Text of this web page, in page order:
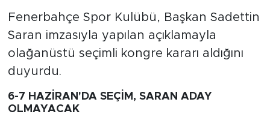
Fenerbahçe Spor Kulübü, Başkan Sadettin
Saran imzasıyla yapılan açıklamayla
olağanüstü seçimli kongre kararı aldığını
duyurdu.
6-7 HAZİRAN'DA SEÇİM, SARAN ADAY
OLMAYACAK